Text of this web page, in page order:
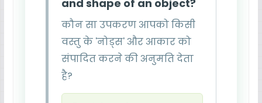
and shape of an object?
कौन सा उपकरण आपको किसी
वस्तु के 'नोड्स' और आकार को
संपादित करने की अनुमति देता
है?